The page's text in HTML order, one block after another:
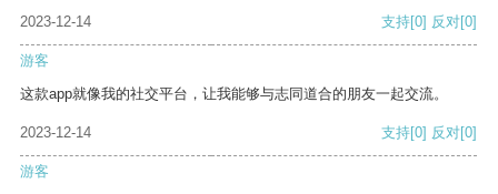
2023-12-14
支持[0] 反对[0]
游客
这款app就像我的社交平台，让我能够与志同道合的朋友一起交流。
2023-12-14 支持[0] 反对[0]
游客